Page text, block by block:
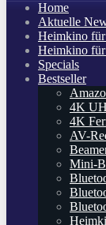
Home
Aktuelle
Heimkino
Heimkino für
Specials
Bestseller
4K
4K
AV-
Mini-